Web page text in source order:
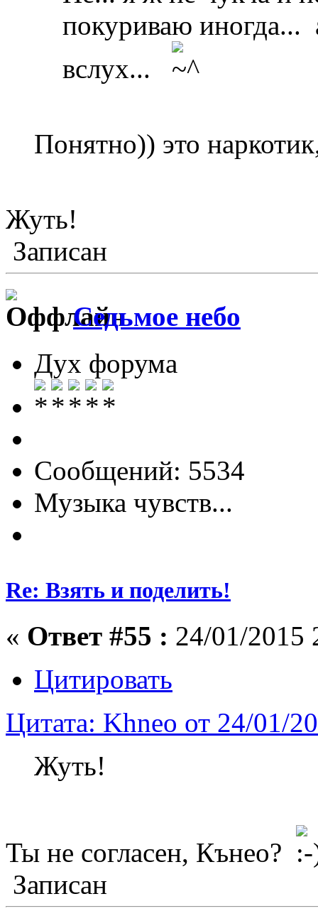
покуриваю иногда...
вслух...
Понятно)) это
Жуть!
Записан
Седьмое небо
Дух форума
Сообщений: 5534
Музыка чувств...
Re: Взять и поделить!
« Ответ #55 : 24/01/2015
Цитировать
Цитата: Khneo от 24/01/
Жуть!
Ты не согласен, Кънео?
Записан